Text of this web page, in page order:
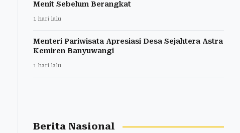
Menit Sebelum Berangkat
1 hari lalu
Menteri Pariwisata Apresiasi Desa Sejahtera Astra
Kemiren Banyuwangi
1 hari lalu
Berita Nasional